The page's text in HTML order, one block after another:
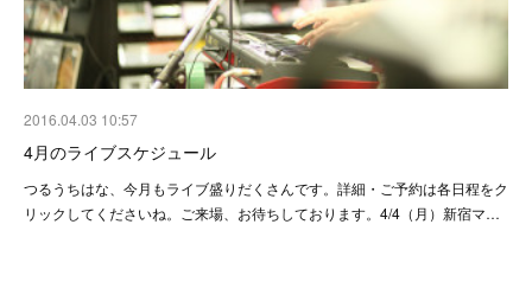
2016.04.03 10:57
4月のライブスケジュール
つるうちはな、今月もライブ盛りだくさんです。詳細・ご予約は各日程をク
リックしてくださいね。ご来場、お待ちしております。4/4（月）新宿マ…